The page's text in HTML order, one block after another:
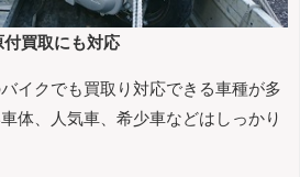
付買取にも対応
イクでも買取り対応できる車種が多
体、人気車、希少車などはしっかり